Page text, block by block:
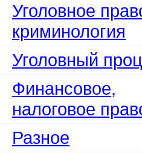
Уголовное
криминология
Уголовный
Финансовое,
налоговое
Разное